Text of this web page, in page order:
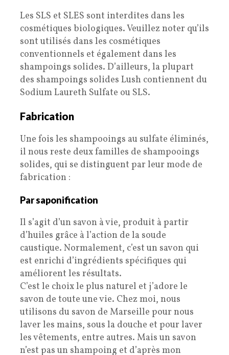
Les SLS et SLES sont interdites dans les
cosmétiques biologiques. Veuillez noter qu’ils
sont utilisés dans les cosmétiques
conventionnels et également dans les
shampoings solides. D’ailleurs, la plupart
des shampoings solides Lush contiennent du
Sodium Laureth Sulfate ou SLS.
Fabrication
Une fois les shampooings au sulfate éliminés,
il nous reste deux familles de shampooings
solides, qui se distinguent par leur mode de
fabrication :
Par saponification
Il s’agit d’un savon à vie, produit à partir
d’huiles grâce à l’action de la soude
caustique. Normalement, c’est un savon qui
est enrichi d’ingrédients spécifiques qui
améliorent les résultats.
C’est le choix le plus naturel et j’adore le
savon de toute une vie. Chez moi, nous
utilisons du savon de Marseille pour nous
laver les mains, sous la douche et pour laver
les vêtements, entre autres. Mais un savon
n’est pas un shampoing et d’après mon